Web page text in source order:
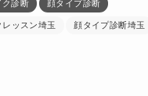
ク診断 顔タイプ診断
レッスン埼玉 顔タイプ診断埼玉